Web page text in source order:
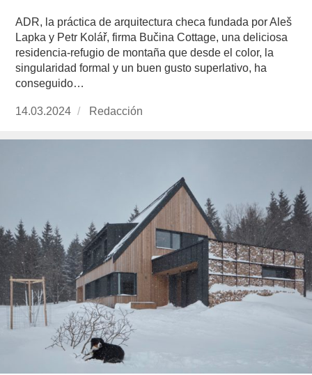
ADR, la práctica de arquitectura checa fundada por Aleš
Lapka y Petr Kolář, firma Bučina Cottage, una deliciosa
residencia-refugio de montaña que desde el color, la
singularidad formal y un buen gusto superlativo, ha
conseguido…
Publicado
14.03.2024 https://www.experimenta.es/author/redaccion/
Redacción